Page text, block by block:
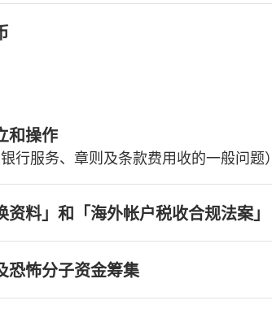
和操作
银行服务、章则及条款费用收的一般问题）
资料」和「海外帐户税收合规法案」
恐怖分子资金筹集